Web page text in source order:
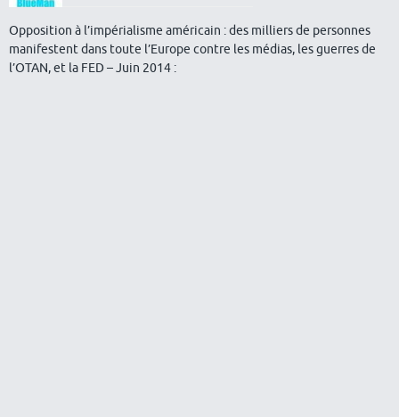
Opposition à l’impérialisme américain : des milliers de personnes
manifestent dans toute l’Europe contre les médias, les guerres de
l’OTAN, et la FED – Juin 2014 :